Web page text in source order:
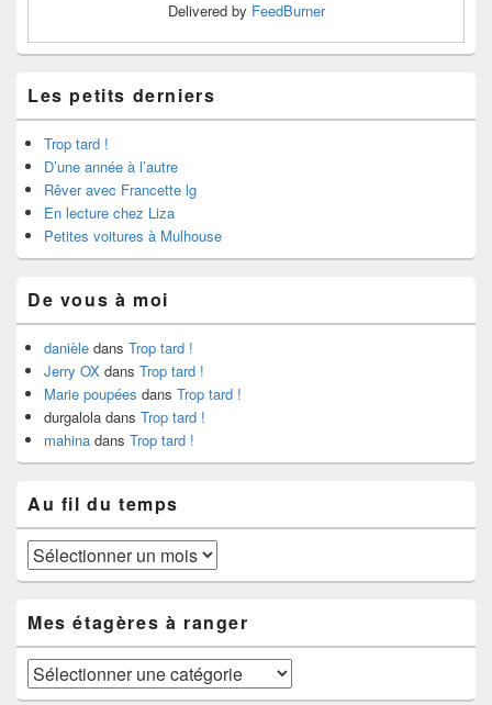
Delivered by FeedBurner
Les petits derniers
Trop tard !
D’une année à l’autre
Rêver avec Francette lg
En lecture chez Liza
Petites voitures à Mulhouse
De vous à moi
danièle dans Trop tard !
Jerry OX dans Trop tard !
Marie poupées dans Trop tard !
durgalola dans Trop tard !
mahina dans Trop tard !
Au fil du temps
Au
fil
temps
Mes étagères à ranger
Mes
étagères